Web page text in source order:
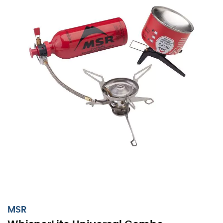
MSR
Essence C (nafta), kerosine, loodvrije benzine, u zult
nooit zonder brandstof zitten. Welke brandstof u ook
gebruikt, de brander is
altijd even efficiënt dankzij de
AirControl-technologie
die het brandstof- en
luchtmengsel verbetert, ongeacht de brandstof.
overgang snel en eenvoudig
verschillende sproeiers.
Naast deze prestaties biedt de brander ook een echte
. Het WhisperLite chassis en de
uiterst licht en past gemakkelijk in uw rugzak
wandeltochten of alpinisme.